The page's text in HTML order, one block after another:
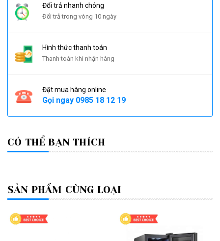
Đổi trả nhanh chóng
Đổi trả trong vòng 10 ngày
Hình thức thanh toán
Thanh toán khi nhận hàng
Đặt mua hàng online
Gọi ngay 0985 18 12 19
CÓ THỂ BẠN THÍCH
SẢN PHẨM CÙNG LOẠI